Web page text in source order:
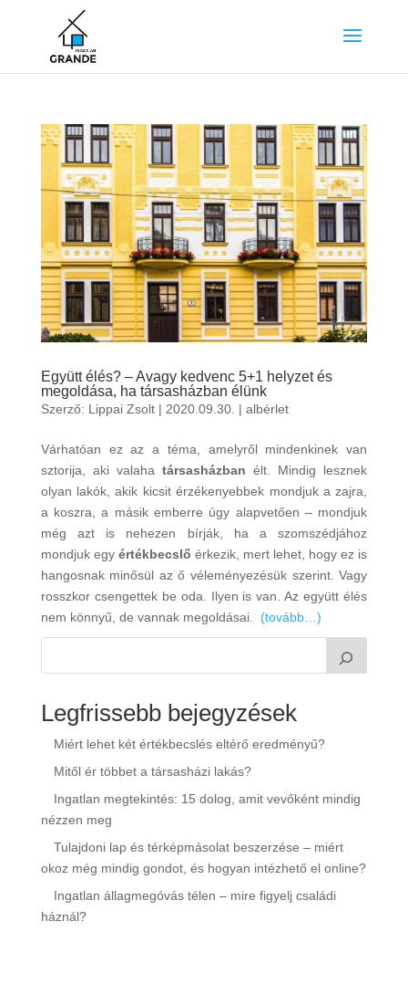
Együtt élés? – Avagy kedvenc 5+1 helyzet és
megoldása, ha társasházban élünk
Szerző: Lippai Zsolt| 2020.09.30. | albérlet
Várhatóan ez az a téma, amelyről mindenkinek van
sztorija, aki valaha társasházban élt. Mindig lesznek
olyan lakók, akik kicsit érzékenyebbek mondjuk a zajra,
a koszra, a másik emberre úgy alapvetően – mondjuk
még azt is nehezen bírják, ha a szomszédjához
mondjuk egy értékbecslő érkezik, mert lehet, hogy ez is
hangosnak minősül az ő véleményezésük szerint. Vagy
rosszkor csengettek be oda. Ilyen is van. Az együtt élés
nem könnyű, de vannak megoldásai. (tovább…)
Legfrissebb bejegyzések
Miért lehet két értékbecslés eltérő eredményű?
Mitől ér többet a társasházi lakás?
Ingatlan megtekintés: 15 dolog, amit vevőként mindig
nézzen meg
Tulajdoni lap és térképmásolat beszerzése – miért
okoz még mindig gondot, és hogyan intézhető el online?
Ingatlan állagmegóvás télen – mire figyelj családi
háznál?